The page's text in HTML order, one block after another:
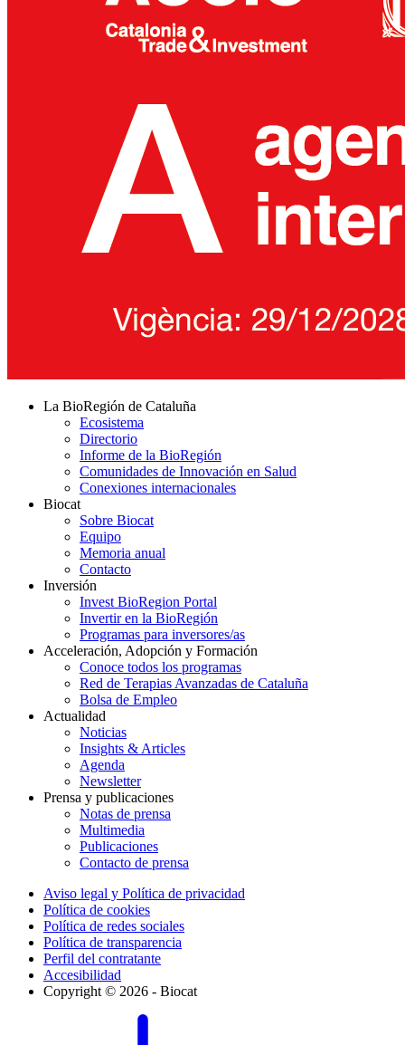
La BioRegión de Cataluña
Ecosistema
Directorio
Informe de la BioRegión
Comunidades de Innovación en Salud
Conexiones internacionales
Biocat
Sobre Biocat
Equipo
Memoria anual
Contacto
Inversión
Invest BioRegion Portal
Invertir en la BioRegión
Programas para inversores/as
Acceleración, Adopción y Formación
Conoce todos los programas
Red de Terapias Avanzadas de Cataluña
Bolsa de Empleo
Actualidad
Noticias
Insights & Articles
Agenda
Newsletter
Prensa y publicaciones
Notas de prensa
Multimedia
Publicaciones
Contacto de prensa
Aviso legal y Política de privacidad
Política de cookies
Política de redes sociales
Política de transparencia
Perfil del contratante
Accesibilidad
Copyright © 2026 - Biocat